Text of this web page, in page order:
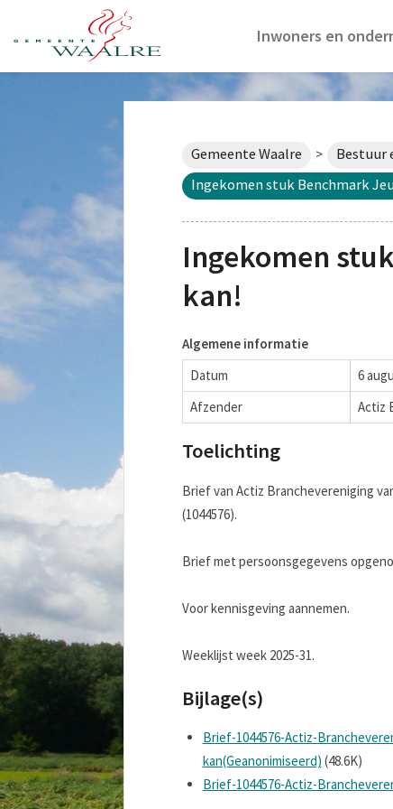
Inwoners en
Gemeente Waalre > Bestuur
Ingekomen stuk Benchmark
Ingekomen
kan!
Algemene informatie
Datum
6
Afzender
Actiz
Toelichting
Brief van Actiz Branchevereniging
(1044576).
Brief met persoonsgegevens
Voor kennisgeving aannemen.
Weeklijst week 2025-31.
Bijlage(s)
Brief-1044576-Actiz-
kan(Geanonimiseerd) (48.6K)
Brief-1044576-Actiz-